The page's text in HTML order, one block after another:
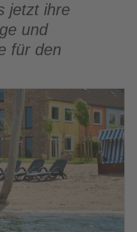
jetzt ihre
und
für den